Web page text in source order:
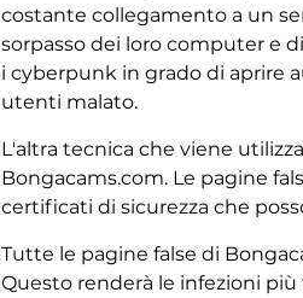
costante collegamento a un
sorpasso dei loro computer e
i cyberpunk in grado di aprire
utenti malato.
L'altra tecnica che viene
Bongacams.com. Le pagine
certificati di sicurezza che
Tutte le pagine false di
Questo renderà le infezioni